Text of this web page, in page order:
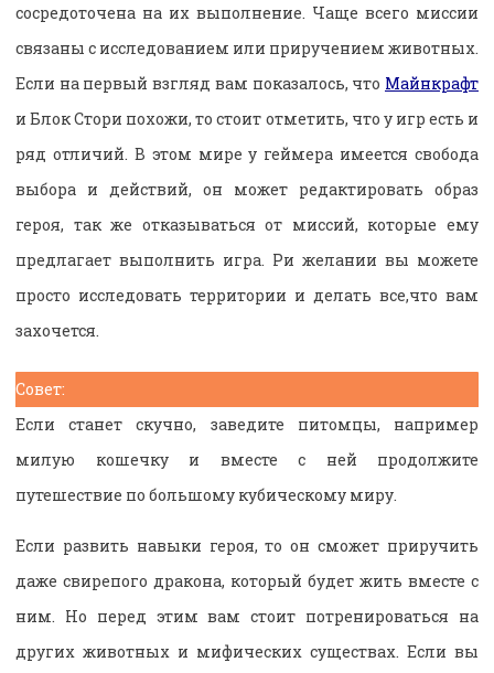
сосредоточена на их выполнение. Чаще всего миссии
связаны с исследованием или приручением животных.
Если на первый взгляд вам показалось, что Майнкрафт
и Блок Стори похожи, то стоит отметить, что у игр есть и
ряд отличий. В этом мире у геймера имеется свобода
выбора и действий, он может редактировать образ
героя, так же отказываться от миссий, которые ему
предлагает выполнить игра. Ри желании вы можете
просто исследовать территории и делать все,что вам
захочется.
Совет:
Если станет скучно, заведите питомцы, например
милую кошечку и вместе с ней продолжите
путешествие по большому кубическому миру.
Если развить навыки героя, то он сможет приручить
даже свирепого дракона, который будет жить вместе с
ним. Но перед этим вам стоит потренироваться на
других животных и мифических существах. Если вы